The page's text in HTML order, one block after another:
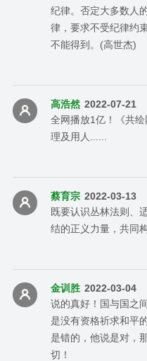
纪律。否定大多数人
律，要求不受纪律约
不能得到。(高世杰)
高浩然 2022-07-21
全网播放1亿！《共
理及用人......
蔡育宗 2022-03-13
既要认识丛林法则、
结的正义力量，共同
金训胜 2022-03-04
说的真好！国与国之
是没有资格祈求和平
是错的，他说是对，
切！